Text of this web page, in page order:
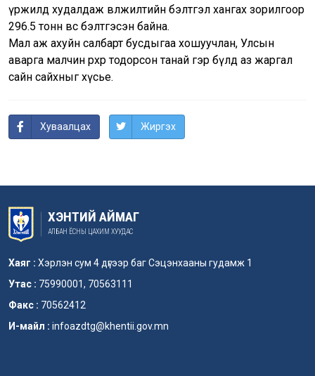
үржилд худалдаж өвөлжилтийн бэлтгэл хангах зорилгоор
296.5 тонн өвс бэлтгэсэн байна.
Мал аж ахуйн салбарт бусдыгаа хошуучлан, Улсын
аварга малчин өрхөөр тодорсон танай гэр бүлд аз жаргал
сайн сайхныг хүсье.
Хуваалцах Жиргэх
ХЭНТИЙ АЙМАГ
АЛБАН ЁСНЫ ЦАХИМ ХУУДАС
Хаяг : Хэрлэн сум 4 дүгээр баг Сэцэнхааны гудамж 1
Утас : 75990001, 70563111
Факс : 70562412
И-майл : infoazdtg@khentii.gov.mn